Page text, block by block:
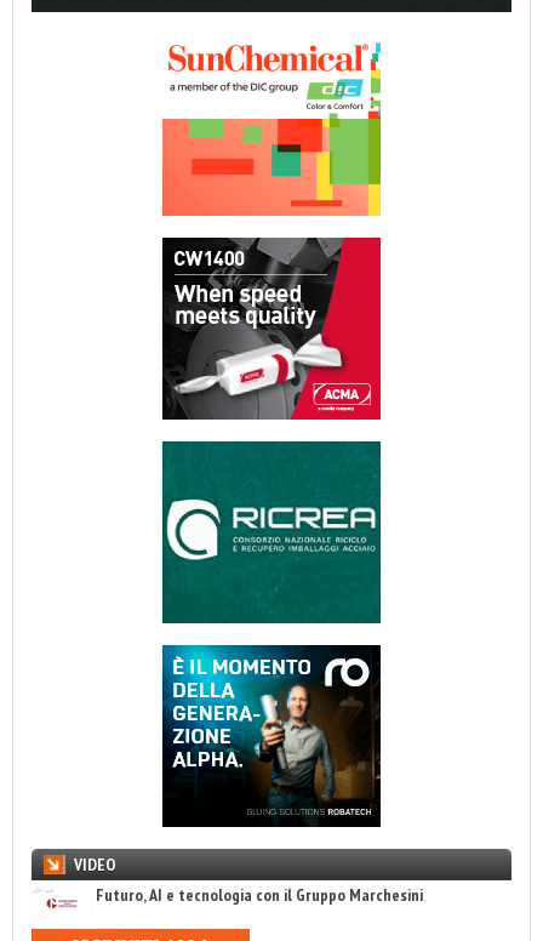
VIDEO
Futuro, AI e tecnologia con il Gruppo Marchesini